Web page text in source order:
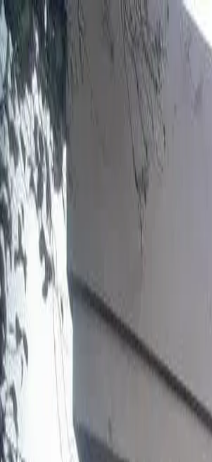
Propiedades CR
Propiedades CR
Login Register
List property
EN
Home